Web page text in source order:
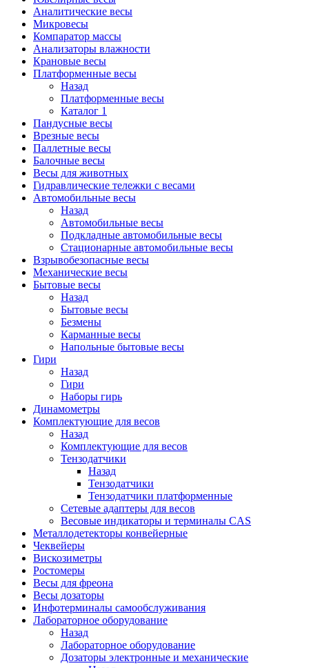
Аналитические весы
Микровесы
Компаратор массы
Анализаторы влажности
Крановые весы
Платформенные весы
Назад
Платформенные весы
Каталог 1
Пандусные весы
Врезные весы
Паллетные весы
Балочные весы
Весы для животных
Гидравлические тележки с весами
Автомобильные весы
Назад
Автомобильные весы
Подкладные автомобильные весы
Стационарные автомобильные весы
Взрывобезопасные весы
Механические весы
Бытовые весы
Назад
Бытовые весы
Безмены
Карманные весы
Напольные бытовые весы
Гири
Назад
Гири
Наборы гирь
Динамометры
Комплектующие для весов
Назад
Комплектующие для весов
Тензодатчики
Назад
Тензодатчики
Тензодатчики платформенные
Сетевые адаптеры для весов
Весовые индикаторы и терминалы CAS
Металлодетекторы конвейерные
Чеквейеры
Вискозиметры
Ростомеры
Весы для фреона
Весы дозаторы
Инфотерминалы самообслуживания
Лабораторное оборудование
Назад
Лабораторное оборудование
Дозаторы электронные и механические